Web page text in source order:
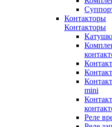
Контакторы
Контакторы
mini
Реле